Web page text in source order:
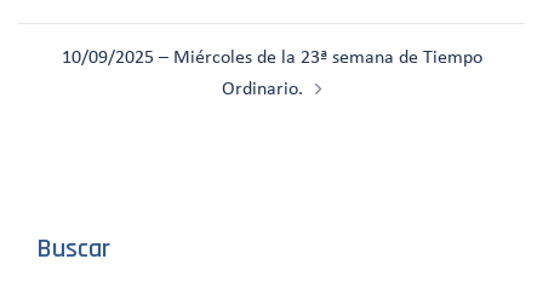
10/09/2025 – Miércoles de la 23ª semana de Tiempo
Ordinario.
Buscar